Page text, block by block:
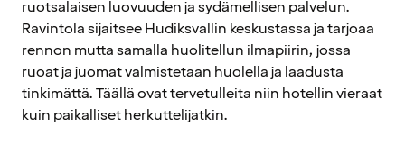
ruotsalaisen luovuuden ja sydämellisen palvelun.
Ravintola sijaitsee Hudiksvallin keskustassa ja tarjoaa
rennon mutta samalla huolitellun ilmapiirin, jossa
ruoat ja juomat valmistetaan huolella ja laadusta
tinkimättä. Täällä ovat tervetulleita niin hotellin vieraat
kuin paikalliset herkuttelijatkin.